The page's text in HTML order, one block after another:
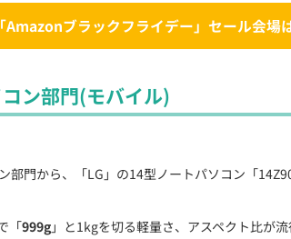
「Amazonブラックフライデー」セール会場
ン部門(モバイル)
部門から、「LG」の14型ノートパソコン「
「999g」と1kgを切る軽量さ、アスペクト比が